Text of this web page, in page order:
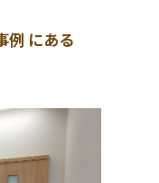
例 にある